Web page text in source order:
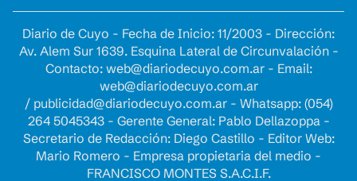
Diario de Cuyo - Fecha de Inicio: 11/2003 - Dirección:
Av. Alem Sur 1639. Esquina Lateral de Circunvalación -
Contacto: web@diariodecuyo.com.ar- Email:
web@diariodecuyo.com.ar
/ publicidad@diariodecuyo.com.ar- Whatsapp: (054)
264 5045343 - Gerente General: Pablo Dellazoppa -
Secretario de Redacción: Diego Castillo - Editor Web:
Mario Romero - Empresa propietaria del medio -
FRANCISCO MONTES S.A.C.I.F.